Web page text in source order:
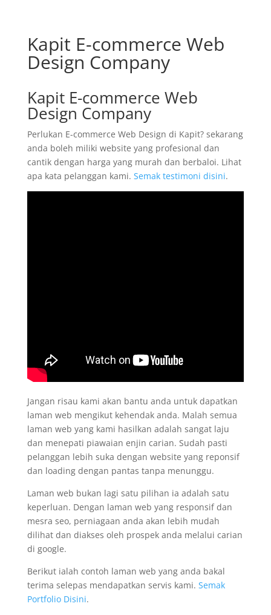
Kapit E-commerce Web
Design Company
Kapit E-commerce Web
Design Company
Perlukan E-commerce Web Design di Kapit? sekarang
anda boleh miliki website yang profesional dan
cantik dengan harga yang murah dan berbaloi. Lihat
apa kata pelanggan kami. Semak testimoni disini.
Jangan risau kami akan bantu anda untuk dapatkan
laman web mengikut kehendak anda. Malah semua
laman web yang kami hasilkan adalah sangat laju
dan menepati piawaian enjin carian. Sudah pasti
pelanggan lebih suka dengan website yang reponsif
dan loading dengan pantas tanpa menunggu.
Laman web bukan lagi satu pilihan ia adalah satu
keperluan. Dengan laman web yang responsif dan
mesra seo, perniagaan anda akan lebih mudah
dilihat dan diakses oleh prospek anda melalui carian
di google.
Berikut ialah contoh laman web yang anda bakal
terima selepas mendapatkan servis kami. Semak
Portfolio Disini.